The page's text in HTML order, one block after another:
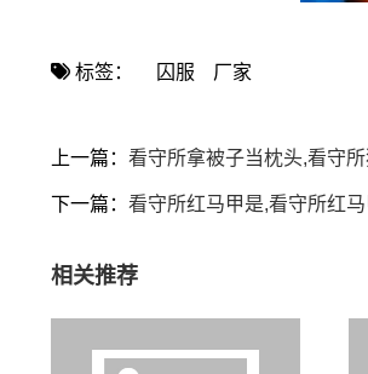
标签： 囚服 厂家
上一篇： 看守所拿被子当枕头,看守
下一篇： 看守所红马甲是,看守所红
相关推荐